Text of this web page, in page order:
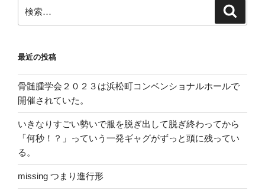
シ
索:
最近の投稿
骨髄腫学会２０２３は浜松町コンベンショナルホールで
開催されていた。
いきなりすごい勢いで服を脱ぎ出して脱ぎ終わってから
「何秒！？」っていう一発ギャグがずっと頭に残ってい
る。
missing つまり進行形